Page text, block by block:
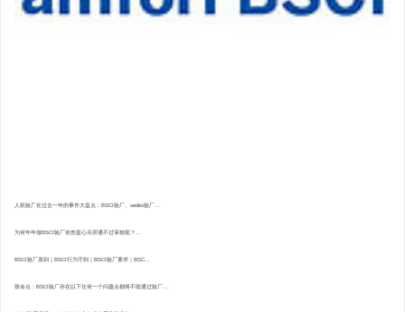
人权验厂在过去一年的事件大盘点：BSCI验厂、sedex验厂...
为何年年做BSCI验厂依然提心吊胆通不过审核呢？...
BSCI验厂原则｜BSCI行为守则｜BSCI验厂要求｜BSC...
致命点：BSCI验厂存在以下任何一个问题点都将不能通过验厂...